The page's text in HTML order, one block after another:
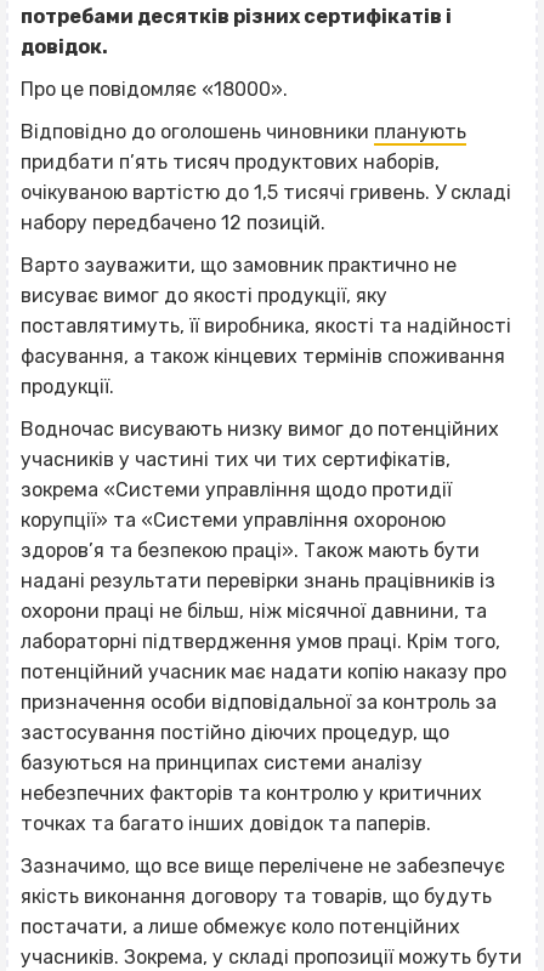
потребами десятків різних сертифікатів і
довідок.
Про це повідомляє «18000».
Відповідно до оголошень чиновники планують
придбати п’ять тисяч продуктових наборів,
очікуваною вартістю до 1,5 тисячі гривень. У складі
набору передбачено 12 позицій.
Варто зауважити, що замовник практично не
висуває вимог до якості продукції, яку
поставлятимуть, її виробника, якості та надійності
фасування, а також кінцевих термінів споживання
продукції.
Водночас висувають низку вимог до потенційних
учасників у частині тих чи тих сертифікатів,
зокрема «Системи управління щодо протидії
корупції» та «Системи управління охороною
здоров’я та безпекою праці». Також мають бути
надані результати перевірки знань працівників із
охорони праці не більш, ніж місячної давнини, та
лабораторні підтвердження умов праці. Крім того,
потенційний учасник має надати копію наказу про
призначення особи відповідальної за контроль за
застосування постійно діючих процедур, що
базуються на принципах системи аналізу
небезпечних факторів та контролю у критичних
точках та багато інших довідок та паперів.
Зазначимо, що все вище перелічене не забезпечує
якість виконання договору та товарів, що будуть
постачати, а лише обмежує коло потенційних
учасників. Зокрема, у складі пропозиції можуть бути